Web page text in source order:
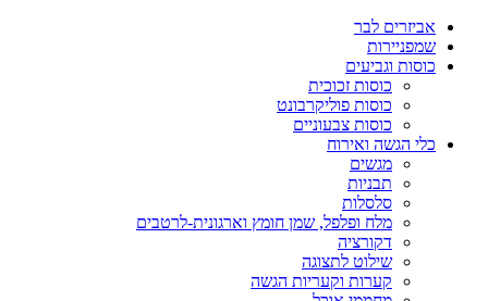
אביזרים לבר
שמפניירות
כוסות וגביעים
כוסות זכוכית
כוסות פוליקרבונט
כוסות צבעוניים
כלי הגשה ואירוח
מגשים
תבניות
סלסלות
מלח ופלפל, שמן חומץ וארגונית-לרטבים
דקורציה
שילוט לתצוגה
קערות וקעריות הגשה